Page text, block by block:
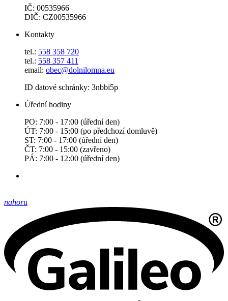
IČ: 00535966
DIČ: CZ00535966
Kontakty
tel.: 558 358 720
tel.: 558 357 411
email: obec@dolnilomna.eu
ID datové schránky: 3nbbi5p
Úřední hodiny
PO: 7:00 - 17:00 (úřední den)
ÚT: 7:00 - 15:00 (po předchozí domluvě)
ST: 7:00 - 17:00 (úřední den)
ČT: 7:00 - 15:00 (zavřeno)
PÁ: 7:00 - 12:00 (úřední den)
nahoru